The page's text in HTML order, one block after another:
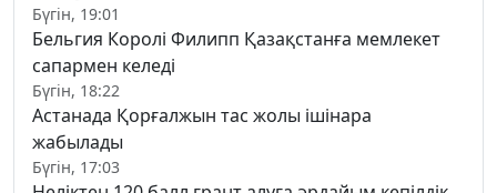
Бүгін, 19:01
Бельгия Королі Филипп Қазақстанға мемлекет
сапармен келеді
Бүгін, 18:22
Астанада Қорғалжын тас жолы ішінара
жабылады
Бүгін, 17:03